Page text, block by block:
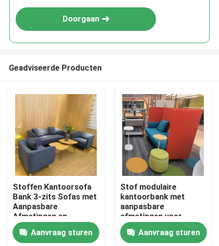
Thuis
Doorgaan
Geadviseerde Producten
Stoffen Kantoorsofa
Bank 3-zits Sofas met
Aanpasbare
Afmetingen en
Massief Houten Frame
Aanvraag sturen
Stof modulaire
kantoorbank met
aanpasbare
afmetingen voor
kantoor- en
woonkamers
Aanvraag sturen